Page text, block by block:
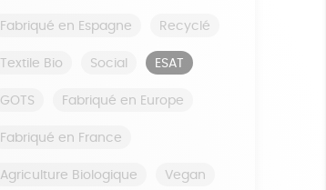
Fabriqué en Espagne Recyclé
Textile Bio Social ESAT
GOTS Fabriqué en Europe
Fabriqué en France
Agriculture Biologique Vegan